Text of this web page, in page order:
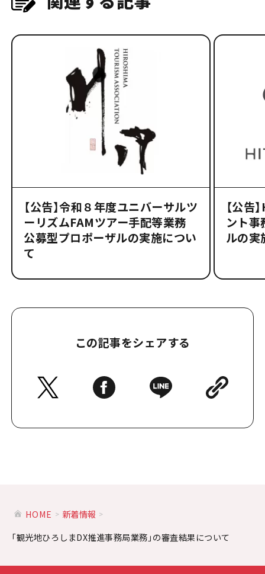
【公告】令和８年度ユニバーサルツ
ーリズムFAMツアー手配等業務
公募型プロポーザルの実施につい
て
【公告
ント事
ルの実
この記事をシェアする
HOME
新着情報
「観光地ひろしまDX推進事務局業務」の審査結果について